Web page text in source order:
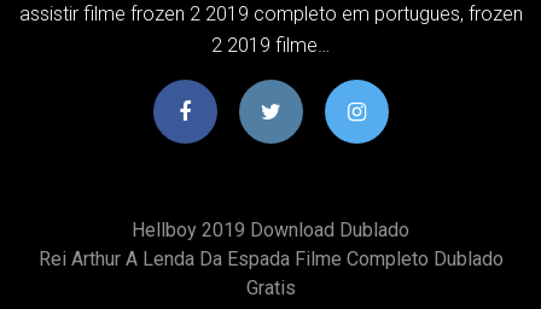
assistir filme frozen 2 2019 completo em portugues, frozen
2 2019 filme…
Hellboy 2019 Download Dublado
Rei Arthur A Lenda Da Espada Filme Completo Dublado
Gratis